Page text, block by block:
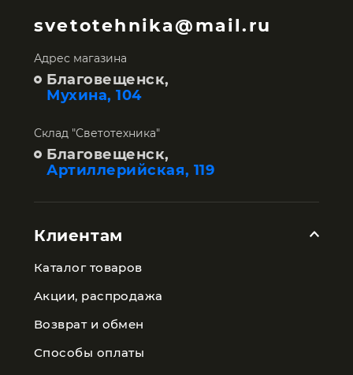
svetotehnika@mail.ru
Адрес магазина
Благовещенск,
Мухина, 104
Склад "Светотехника"
Благовещенск,
Артиллерийская, 119
Клиентам
Каталог товаров
Акции, распродажа
Возврат и обмен
Способы оплаты